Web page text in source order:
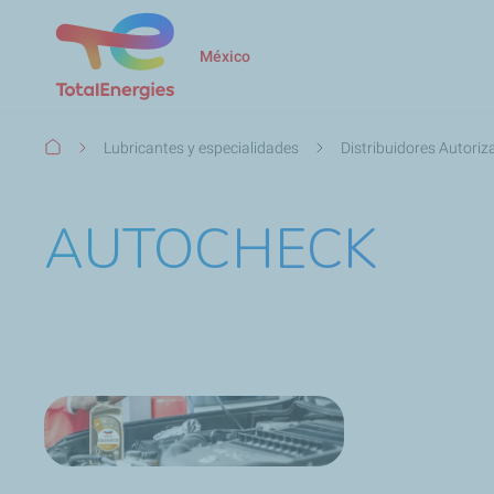
México
Ruta
Lubricantes y especialidades Distribuidores
AUTOCHECK